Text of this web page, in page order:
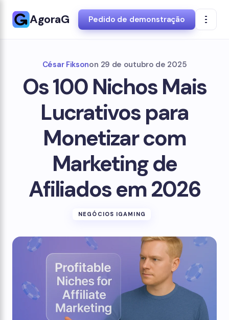
AgoraG Pedido de demonstração
César Fiksonon 29 de outubro de 2025
Os 100 Nichos Mais
Lucrativos para
Monetizar com
Marketing de
Afiliados em 2026
NEGÓCIOS IGAMING